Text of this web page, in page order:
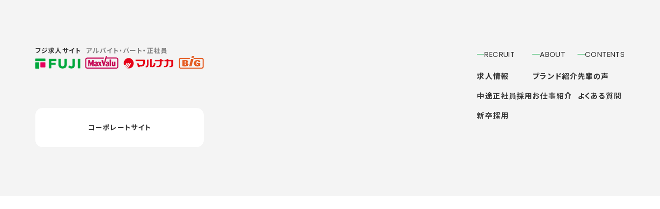
フジ求人サイト アルバイト・パート・正社員
コーポレートサイト
RECRUIT
求人情報
中途正社員採用
新卒採用
ABOUT
ブランド紹介
お仕事紹介
CONTENTS
先輩の声
よくある質問